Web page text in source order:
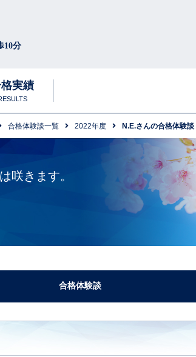
10分
圧倒的な学習量と質
実績
合格体験談一覧 2022年度 N.E.さんの合格体験談
咲きます。
合格体験談